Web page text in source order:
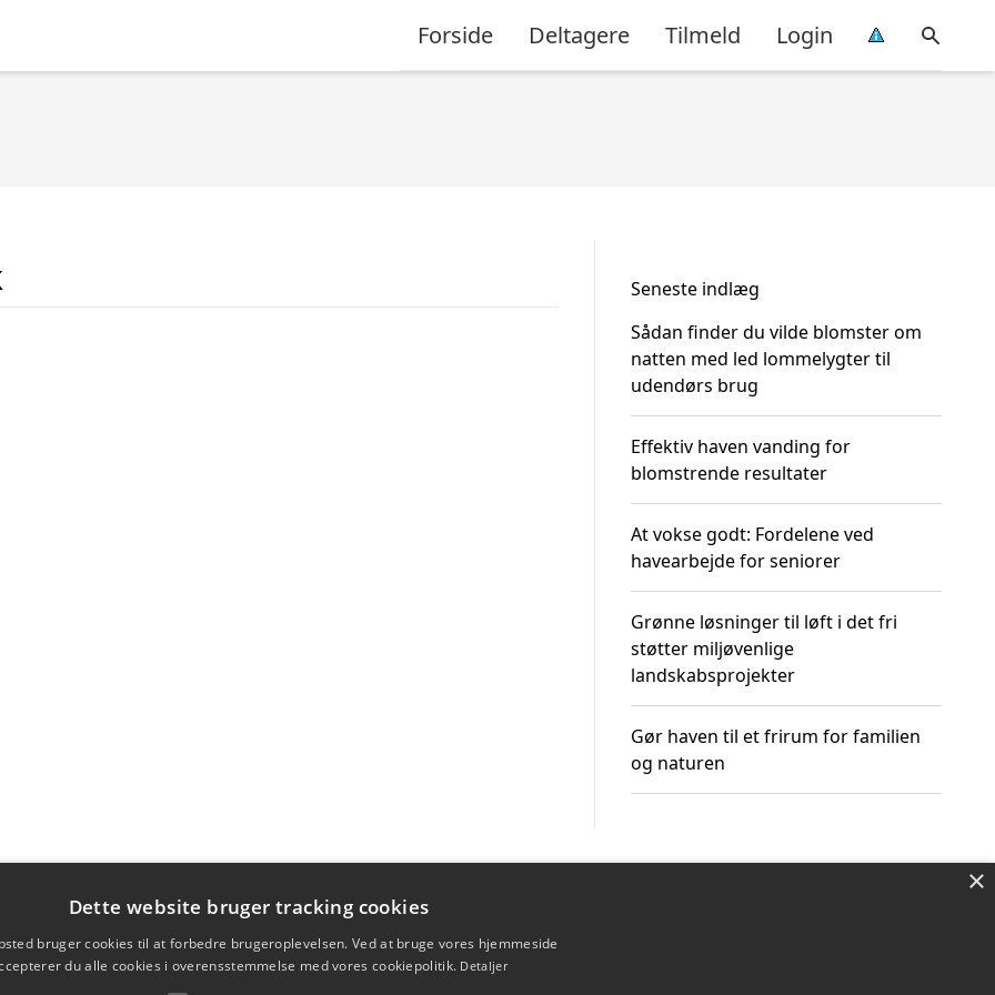
Forside Deltagere Tilmeld Login
Seneste indlæg
Sådan finder du vilde blomster om
natten med led lommelygter til
udendørs brug
Effektiv haven vanding for
blomstrende resultater
At vokse godt: Fordelene ved
havearbejde for seniorer
Grønne løsninger til løft i det fri
støtter miljøvenlige
landskabsprojekter
Gør haven til et frirum for familien
og naturen
×
Dette website bruger tracking cookies
bruger cookies til at forbedre brugeroplevelsen. Ved at bruge vores hjemmeside
du alle cookies i overensstemmelse med vores cookiepolitik. Detaljer